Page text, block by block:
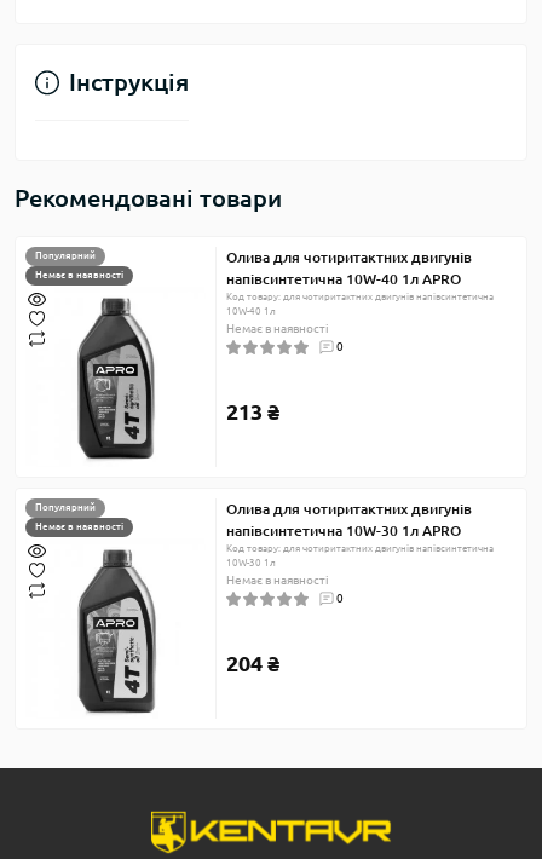
Інструкція
Рекомендовані товари
Популярний
Немає в наявності
Олива для чотиритактних двигунів
напівсинтетична 10W-40 1л APRO
Код товару: для чотиритактних двигунів напівсинтетична
10W-40 1л
Немає в наявності
0
213 ₴
Популярний
Немає в наявності
Олива для чотиритактних двигунів
напівсинтетична 10W-30 1л APRO
Код товару: для чотиритактних двигунів напівсинтетична
10W-30 1л
Немає в наявності
0
204 ₴